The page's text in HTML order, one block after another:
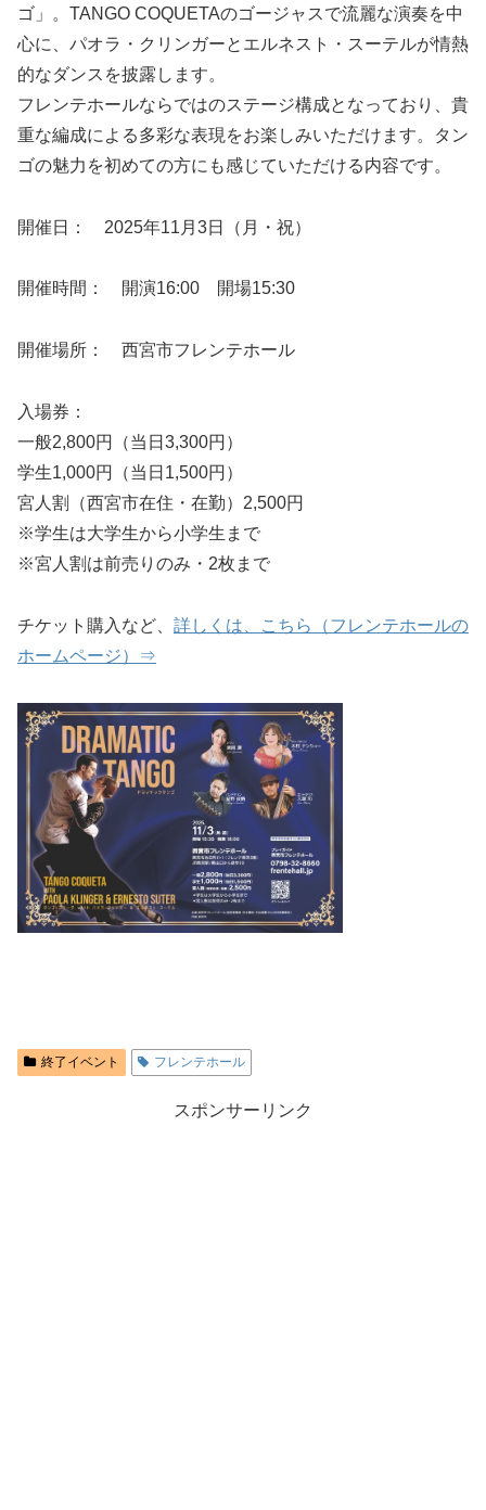
ゴ」。TANGO COQUETAのゴージャスで流麗な演奏を中
心に、パオラ・クリ ンガーとエルネスト・スーテルが情熱
的なダンスを披露します。
フレンテホールならではのステージ構成となっており、貴
重な編成による多彩な表現をお楽しみいただけます。タン
ゴの魅力を初めての方にも感じていただける内容です。
開催日： 2025年11月3日（月・祝）
開催時間： 開演16:00 開場15:30
開催場所： 西宮市フレンテホール
入場券：
一般2,800円（当日3,300円）
学生1,000円（当日1,500円）
宮人割（西宮市在住・在勤）2,500円
※学生は大学生から小学生まで
※宮人割は前売りのみ・2枚まで
チケット購入など、 詳しくは、こちら（フレンテホールの
ホームページ）⇒
終了イベント フレンテホール
スポンサーリンク